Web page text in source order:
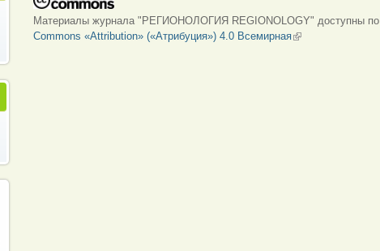
Материалы журнала "РЕГИОНОЛОГИЯ REGIONOLOGY" доступны по
Commons «Attribution» («Атрибуция») 4.0 Всемирная(внешняя ссылка)